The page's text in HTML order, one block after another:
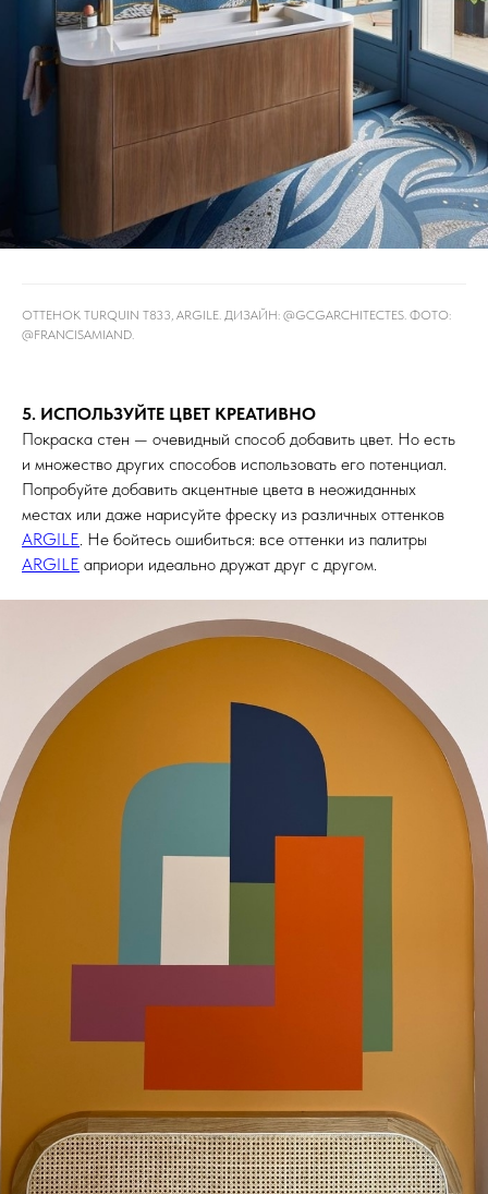
ОТТЕНОК TURQUIN T833, ARGILE. ДИЗАЙН: @GCGARCHITECTES. ФОТО:
@FRANCISAMIAND⁠.
5. ИСПОЛЬЗУЙТЕ ЦВЕТ КРЕАТИВНО
Покраска стен — очевидный способ добавить цвет. Но есть
и множество других способов использовать его потенциал.
Попробуйте добавить акцентные цвета в неожиданных
местах или даже нарисуйте фреску из различных оттенков
ARGILE. Не бойтесь ошибиться: все оттенки из палитры
ARGILE априори идеально дружат друг с другом.